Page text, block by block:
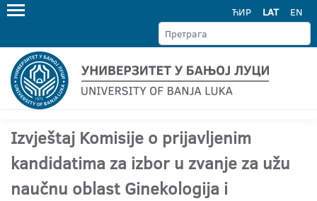
ЋИР LAT EN
Izvještaj Komisije o prijavljenim
kandidatima za izbor u zvanje za užu
naučnu oblast Ginekologija i